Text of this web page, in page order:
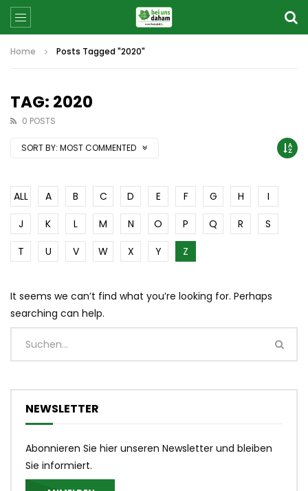
Home Posts Tagged "2020"
TAG: 2020
0 POSTS
SORT BY: MOST COMMENTED
ALL A B C D E F G H
I
J
K L M N O P Q R
S
T
U V W X Y Z
It seems we can’t find what you’re looking for. Perhaps
searching can help.
NEWSLETTER
Abonnieren Sie hier unseren Newsletter und bleiben
Sie informiert.